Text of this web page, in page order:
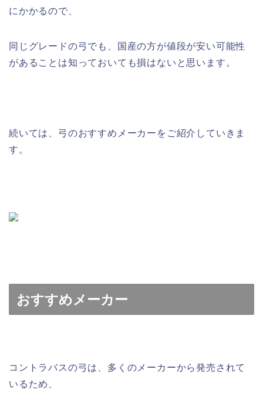
にかかるので、
同じグレードの弓でも、国産の方が値段が安い可能性
があることは知っておいても損はないと思います。
続いては、弓のおすすめメーカーをご紹介していきま
す。
おすすめメーカー
コントラバスの弓は、多くのメーカーから発売されて
いるため、